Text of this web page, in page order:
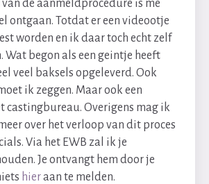
van de aanmeldprocedure is me
ontgaan. Totdat er een videootje
worden en ik daar toch echt zelf
Wat begon als een geintje heeft
veel baksels opgeleverd. Ook
ik zeggen. Maar ook een
castingbureau. Overigens mag ik
over het verloop van dit proces
Via het EWB zal ik je
Je ontvangt hem door je
hieraan te melden.